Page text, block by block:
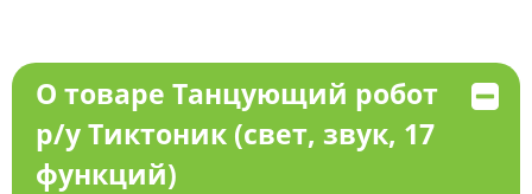
О товаре Танцующий робот
р/у Тиктоник (свет, звук, 17
функций)